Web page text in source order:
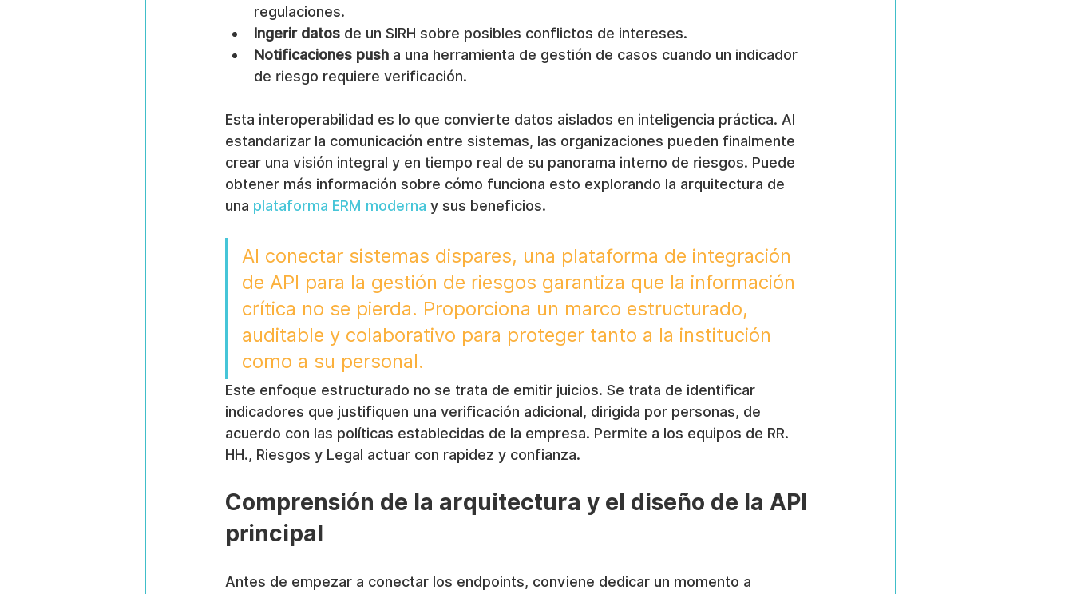
regulaciones.
Ingerir datos de un SIRH sobre posibles conflictos de intereses.
Notificaciones push a una herramienta de gestión de casos cuando un indicador
de riesgo requiere verificación.
Esta interoperabilidad es lo que convierte datos aislados en inteligencia práctica. Al
estandarizar la comunicación entre sistemas, las organizaciones pueden finalmente
crear una visión integral y en tiempo real de su panorama interno de riesgos. Puede
obtener más información sobre cómo funciona esto explorando la arquitectura de
una plataforma ERM moderna y sus beneficios.
Al conectar sistemas dispares, una plataforma de integración
de API para la gestión de riesgos garantiza que la información
crítica no se pierda. Proporciona un marco estructurado,
auditable y colaborativo para proteger tanto a la institución
como a su personal.
Este enfoque estructurado no se trata de emitir juicios. Se trata de identificar
indicadores que justifiquen una verificación adicional, dirigida por personas, de
acuerdo con las políticas establecidas de la empresa. Permite a los equipos de RR.
HH., Riesgos y Legal actuar con rapidez y confianza.
Comprensión de la arquitectura y el diseño de la API
principal
Antes de empezar a conectar los endpoints, conviene dedicar un momento a